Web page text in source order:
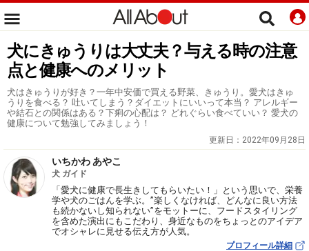
犬にきゅうりは大丈夫？与える時の注意
点と健康へのメリット
犬はきゅうりが好き？一年中安価で買える野菜、きゅうり。愛犬はきゅ
うりを食べる？ 吐いてしまう？ダイエットにいいって本当？ アレルギー
や結石との関係はある？下痢の心配は？ どれぐらい食べていい？ 愛犬の
健康について勉強してみましょう！
更新日： 2022年09月28日
いちかわ あやこ
犬 ガイド
「愛犬に健康で長生きしてもらいたい！」という思いで、栄養
学や犬のごはんを学ぶ。”楽しくなければ、どんなに良い方法
も続かないし知られない”をモットーに、フードスタイリング
を含めた演出にもこだわり、身近なものをちょっとのアイデア
でオシャレに見せる伝え方が人気。
プロフィール詳細